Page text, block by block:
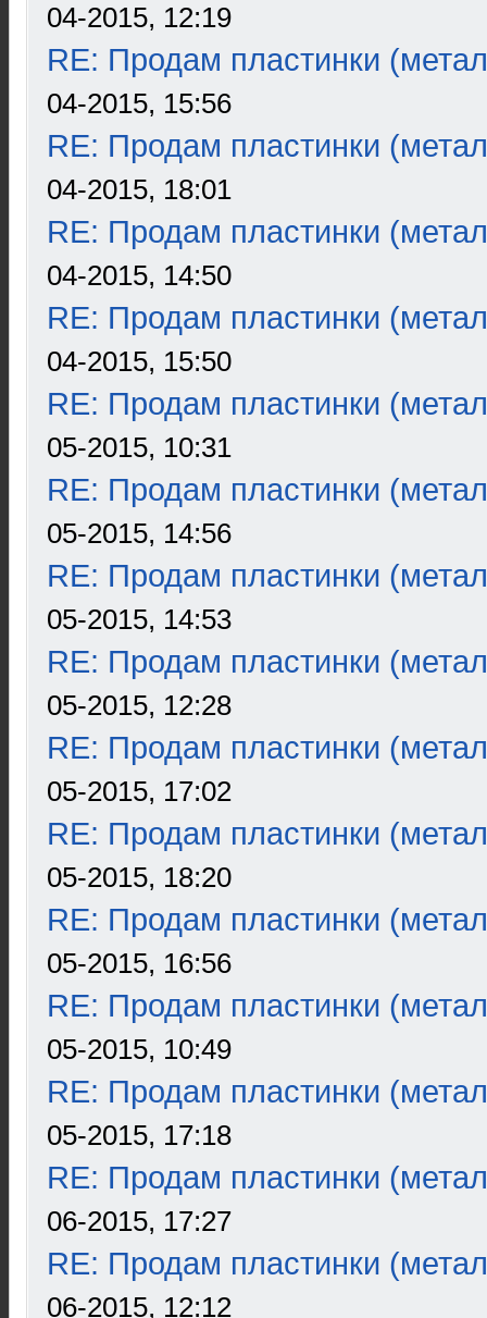
04-2015, 12:19
RE: Продам пластинки
04-2015, 15:56
RE: Продам пластинки
04-2015, 18:01
RE: Продам пластинки
04-2015, 14:50
RE: Продам пластинки
04-2015, 15:50
RE: Продам пластинки
05-2015, 10:31
RE: Продам пластинки
05-2015, 14:56
RE: Продам пластинки
05-2015, 14:53
RE: Продам пластинки
05-2015, 12:28
RE: Продам пластинки
05-2015, 17:02
RE: Продам пластинки
05-2015, 18:20
RE: Продам пластинки
05-2015, 16:56
RE: Продам пластинки
05-2015, 10:49
RE: Продам пластинки
05-2015, 17:18
RE: Продам пластинки
06-2015, 17:27
RE: Продам пластинки
06-2015, 12:12